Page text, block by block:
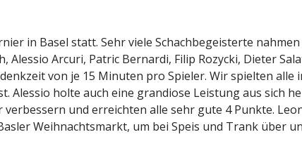
in Basel statt. Sehr viele Schachbegeisterte
Arcuri, Patric Bernardi, Filip Rozycki, Dieter
von je 15 Minuten pro Spieler. Wir spielten
Alessio holte auch eine grandiose Leistung aus sich
und erreichten alle sehr gute 4 Punkte.
Weihnachtsmarkt, um bei Speis und Trank über